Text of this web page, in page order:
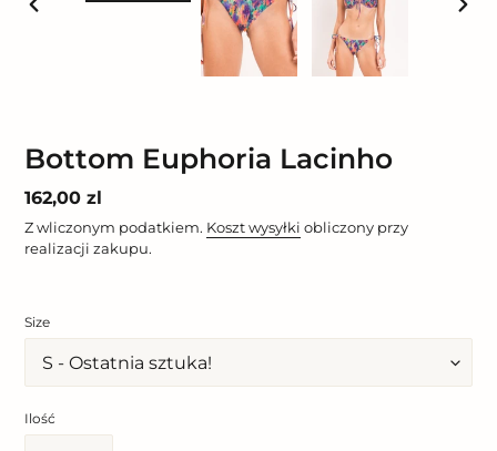
Bottom Euphoria Lacinho
Cena
regularna
162,00 zl
Z wliczonym podatkiem. Koszt wysyłki obliczony przy
realizacji zakupu.
Size
Ilość